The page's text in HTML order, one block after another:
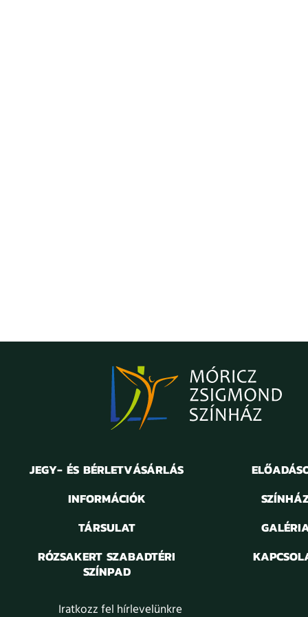
JEGY- ÉS BÉRLETVÁSÁRLÁS
INFORMÁCIÓK
TÁRSULAT
RÓZSAKERT SZABADTÉRI
SZÍNPAD
Iratkozz fel hírlevelünkre